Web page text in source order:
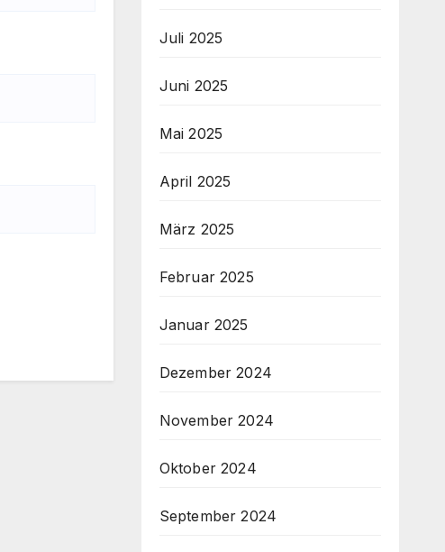
Juli 2025
Juni 2025
Mai 2025
April 2025
März 2025
Februar 2025
Januar 2025
Dezember 2024
November 2024
Oktober 2024
September 2024